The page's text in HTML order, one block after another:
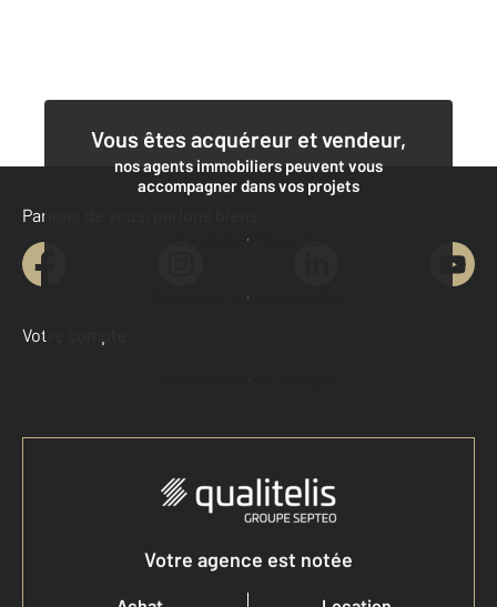
Vous êtes acquéreur et vendeur,
nos agents immobiliers peuvent vous
accompagner dans vos projets
Contacter l'agence
Demander une estimation
Parlons de vous, parlons biens
Votre compte :
Accéder à mon compte
Votre agence est notée